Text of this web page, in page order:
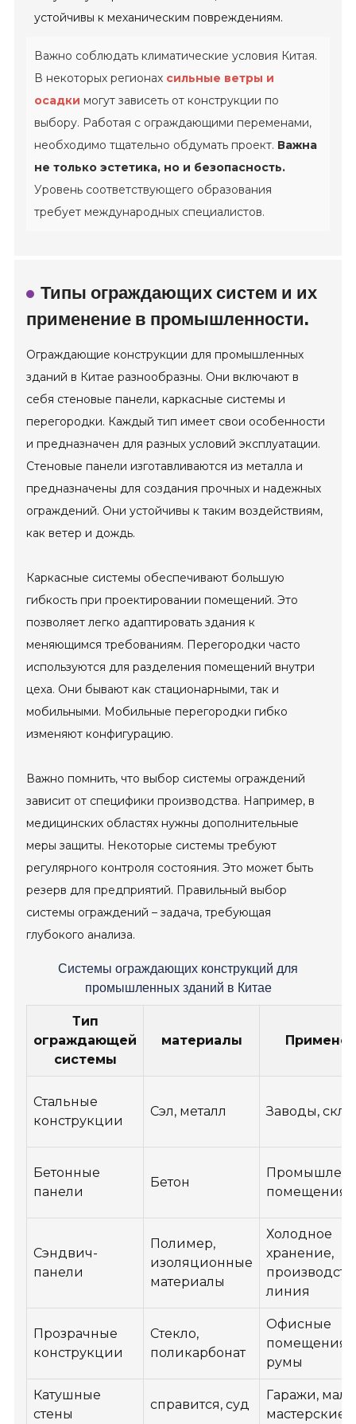
устойчивы к механическим повреждениям.
Важно соблюдать климатические условия Китая.
В некоторых регионах сильные ветры и
осадки могут зависеть от конструкции по
выбору. Работая с ограждающими переменами,
необходимо тщательно обдумать проект. Важна
не только эстетика, но и безопасность.
Уровень соответствующего образования
требует международных специалистов.
Типы ограждающих систем и их
применение в промышленности.
Ограждающие конструкции для промышленных
зданий в Китае разнообразны. Они включают в
себя стеновые панели, каркасные системы и
перегородки. Каждый тип имеет свои особенности
и предназначен для разных условий эксплуатации.
Стеновые панели изготавливаются из металла и
предназначены для создания прочных и надежных
ограждений. Они устойчивы к таким воздействиям,
как ветер и дождь.
Каркасные системы обеспечивают большую
гибкость при проектировании помещений. Это
позволяет легко адаптировать здания к
меняющимся требованиям. Перегородки часто
используются для разделения помещений внутри
цеха. Они бывают как стационарными, так и
мобильными. Мобильные перегородки гибко
изменяют конфигурацию.
Важно помнить, что выбор системы ограждений
зависит от специфики производства. Например, в
медицинских областях нужны дополнительные
меры защиты. Некоторые системы требуют
регулярного контроля состояния. Это может быть
резерв для предприятий. Правильный выбор
системы ограждений – задача, требующая
глубокого анализа.
Системы ограждающих конструкций для
промышленных зданий в Китае
Тип
ограждающей
системы
материалы
Стальные
конструкции
Сэл, металл Заводы,
Бетонные
панели
Бетон
помещения
Сэндвич-
панели
Полимер,
изоляционные
материалы
Холодное
хранение,
линия
Прозрачные
конструкции
Стекло,
поликарбонат
Офисные
помещения,
румы
Катушные
стены
справится, суд
Гаражи,
мастерские